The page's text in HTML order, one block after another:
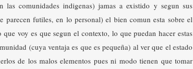
las comunidades indigenas) jamas a existido y segun sus
parecen futiles, en lo personal) el bien comun esta sobre el
voy es que segun el contexto, lo que puedan hacer estas
(cuya ventaja es que es pequeña) al ver que el estado
de los malos elementos pues ni modo tienen que tomar